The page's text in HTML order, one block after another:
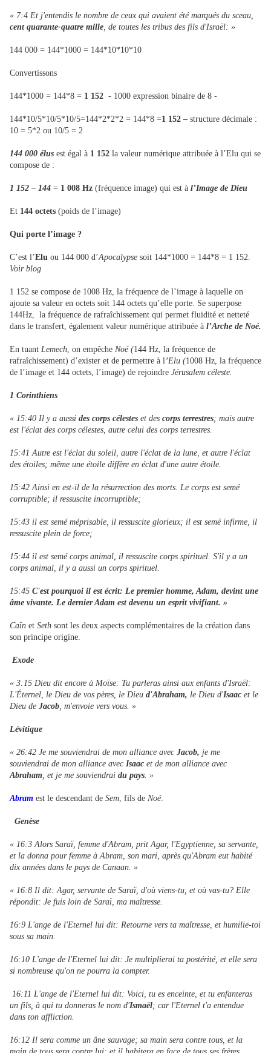
« 7:4 Et j'entendis le nombre de ceux qui avaient été marqués du sceau,
cent quarante-quatre mille , de toutes les tribus des fils d'Israël: »
144 000 = 144*1000 = 144*10*10*10
Convertissons
144*1000 = 144*8 = 1 152 - 1000 expression binaire de 8 -
144*10/5*10/5*10/5=144*2*2*2 = 144*8 =1 152 – structure décimale :
10 = 5*2 ou 10/5 = 2
144 000 élus est égal à 1 152 la valeur numérique attribuée à l’Elu qui se
compose de :
1 152 – 144 = 1 008 Hz (fréquence image) qui est à l’Image de Dieu
Et 144 octets (poids de l’image)
Qui porte l’image ?
C’est l’Elu ou 144 000 d’Apocalypse soit 144*1000 = 144*8 = 1 152.
Voir blog
1 152 se compose de 1008 Hz, la fréquence de l’image à laquelle on
ajoute sa valeur en octets soit 144 octets qu’elle porte. Se superpose
144Hz, la fréquence de rafraîchissement qui permet fluidité et netteté
dans le transfert, également valeur numérique attribuée à l’Arche de Noé.
En tuant Lemech , on empêche Noé (144 Hz, la fréquence de
rafraîchissement) d’exister et de permettre à l ’Elu (1008 Hz, la fréquence
de l’image et 144 octets, l’image) de rejoindre Jérusalem céleste.
1 Corinthiens
« 15:40 Il y a aussi des corps célestes et des corps terrestres; mais autre
est l'éclat des corps célestes, autre celui des corps terrestres.
15:41 Autre est l'éclat du soleil, autre l'éclat de la lune, et autre l'éclat
des étoiles; même une étoile diffère en éclat d'une autre étoile.
15:42 Ainsi en est-il de la résurrection des morts. Le corps est semé
corruptible; il ressuscite incorruptible;
15:43 il est semé méprisable, il ressuscite glorieux; il est semé infirme, il
ressuscite plein de force;
15:44 il est semé corps animal, il ressuscite corps spirituel. S'il y a un
corps animal, il y a aussi un corps spirituel.
15:45 C'est pourquoi il est écrit: Le premier homme, Adam, devint une
âme vivante. Le dernier Adam est devenu un esprit vivifiant. »
Caïn et Seth sont les deux aspects complémentaires de la création dans
son principe origine.
Exode
« 3:15 Dieu dit encore à Moïse: Tu parleras ainsi aux enfants d'Israël:
L'Éternel, le Dieu de vos pères, le Dieu d'Abraham, le Dieu d'Isaac et le
Dieu de Jacob , m'envoie vers vous. »
Lévitique
« 26:42 Je me souviendrai de mon alliance avec Jacob, je me
souviendrai de mon alliance avec Isaac et de mon alliance avec
Abraham , et je me souviendrai du pays . »
Abram est le descendant de Sem , fils de Noé.
Genèse
« 16:3 Alors Saraï, femme d'Abram, prit Agar, l'Egyptienne, sa servante,
et la donna pour femme à Abram, son mari, après qu'Abram eut habité
dix années dans le pays de Canaan. »
« 16:8 Il dit: Agar, servante de Saraï, d'où viens-tu, et où vas-tu? Elle
répondit: Je fuis loin de Saraï, ma maîtresse.
16:9 L'ange de l'Eternel lui dit: Retourne vers ta maîtresse, et humilie-toi
sous sa main.
16:10 L'ange de l'Eternel lui dit: Je multiplierai ta postérité, et elle sera
si nombreuse qu'on ne pourra la compter.
16:11 L'ange de l'Eternel lui dit: Voici, tu es enceinte, et tu enfanteras
un fils, à qui tu donneras le nom d'Ismaël; car l'Eternel t'a entendue
dans ton affliction.
16:12 Il sera comme un âne sauvage; sa main sera contre tous, et la
main de tous sera contre lui; et il habitera en face de tous ses frères.